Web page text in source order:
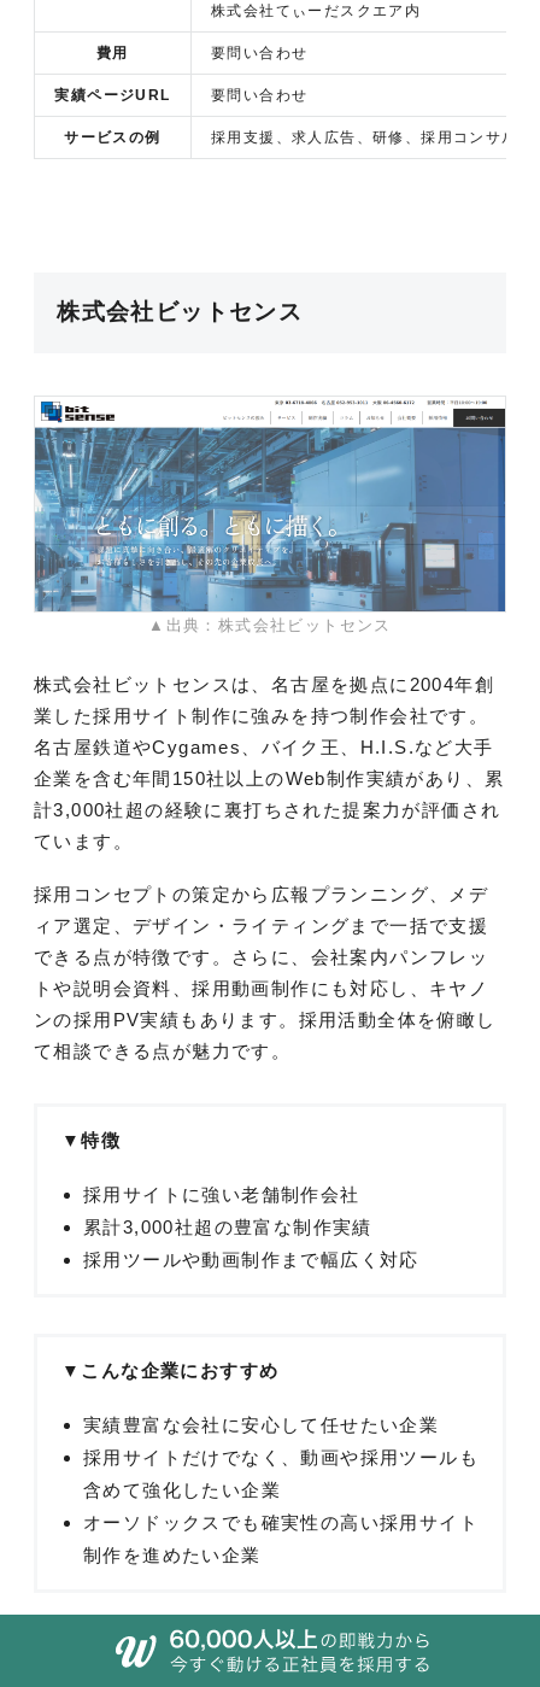
株式会社てぃーだスクエア内
費用 要問い合わせ
実績ページURL 要問い合わせ
サービスの例 採用支援、求人広告、研修、採用コンサルテ
株式会社ビットセンス
▲出典：株式会社ビットセンス
株式会社ビットセンスは、名古屋を拠点に2004年創
業した採用サイト制作に強みを持つ制作会社です。
名古屋鉄道やCygames、バイク王、H.I.S.など大手
企業を含む年間150社以上のWeb制作実績があり、累
計3,000社超の経験に裏打ちされた提案力が評価され
ています。
採用コンセプトの策定から広報プランニング、メデ
ィア選定、デザイン・ライティングまで一括で支援
できる点が特徴です。さらに、会社案内パンフレッ
トや説明会資料、採用動画制作にも対応し、キヤノ
ンの採用PV実績もあります。採用活動全体を俯瞰し
て相談できる点が魅力です。
▼特徴
採用サイトに強い老舗制作会社
累計3,000社超の豊富な制作実績
採用ツールや動画制作まで幅広く対応
▼こんな企業におすすめ
実績豊富な会社に安心して任せたい企業
採用サイトだけでなく、動画や採用ツールも
含めて強化したい企業
オーソドックスでも確実性の高い採用サイト
制作を進めたい企業